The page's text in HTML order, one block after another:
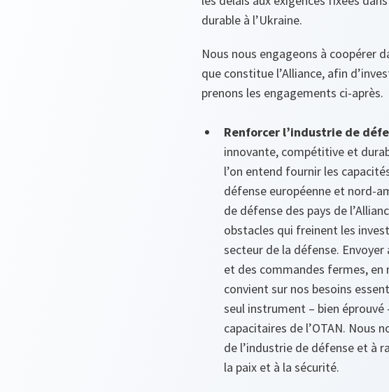
durable à l’Ukraine.
Nous nous engageons à coopérer
que constitue l’Alliance, afin
prenons les engagements ci-après.
Renforcer l’industrie de
innovante, compétitive et
l’on entend fournir les
défense européenne et nord-
de défense des pays de
obstacles qui freinent les
secteur de la défense.
et des commandes fermes,
convient sur nos besoins
seul instrument – bien
capacitaires de l’OTAN. Nous
de l’industrie de défense et à
la paix et à la sécurité.